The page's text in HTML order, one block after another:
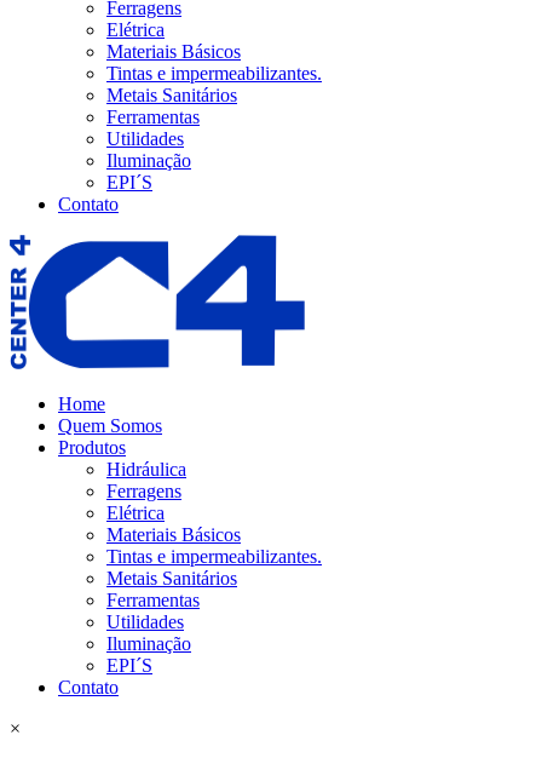
Ferragens
Elétrica
Materiais Básicos
Tintas e impermeabilizantes.
Metais Sanitários
Ferramentas
Utilidades
Iluminação
EPI´S
Contato
Home
Quem Somos
Produtos
Hidráulica
Ferragens
Elétrica
Materiais Básicos
Tintas e impermeabilizantes.
Metais Sanitários
Ferramentas
Utilidades
Iluminação
EPI´S
Contato
×